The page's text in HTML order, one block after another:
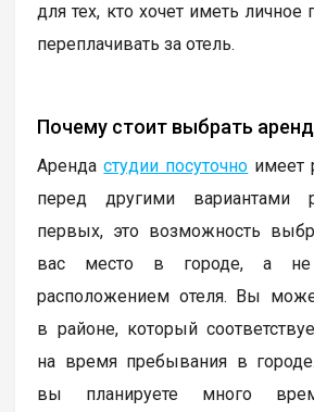
для тех, кто хочет иметь личное
переплачивать за отель.
Почему стоит выбрать
Арендастудии посуточно имеет
перед другими вариантами
первых, это возможность
вас место в городе, а не
расположением отеля. Вы
в районе, который
на время пребывания в
вы планируете много